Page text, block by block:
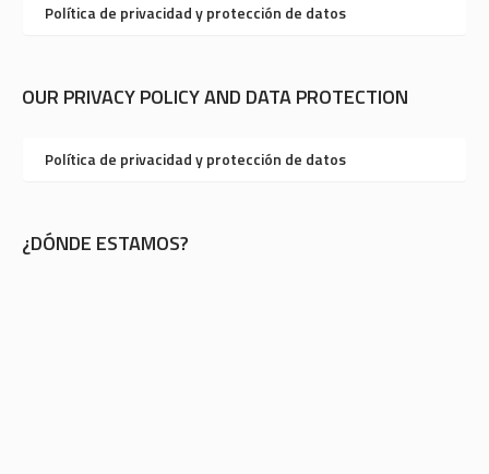
Política de privacidad y protección de datos
OUR PRIVACY POLICY AND DATA PROTECTION
Política de privacidad y protección de datos
¿DÓNDE ESTAMOS?